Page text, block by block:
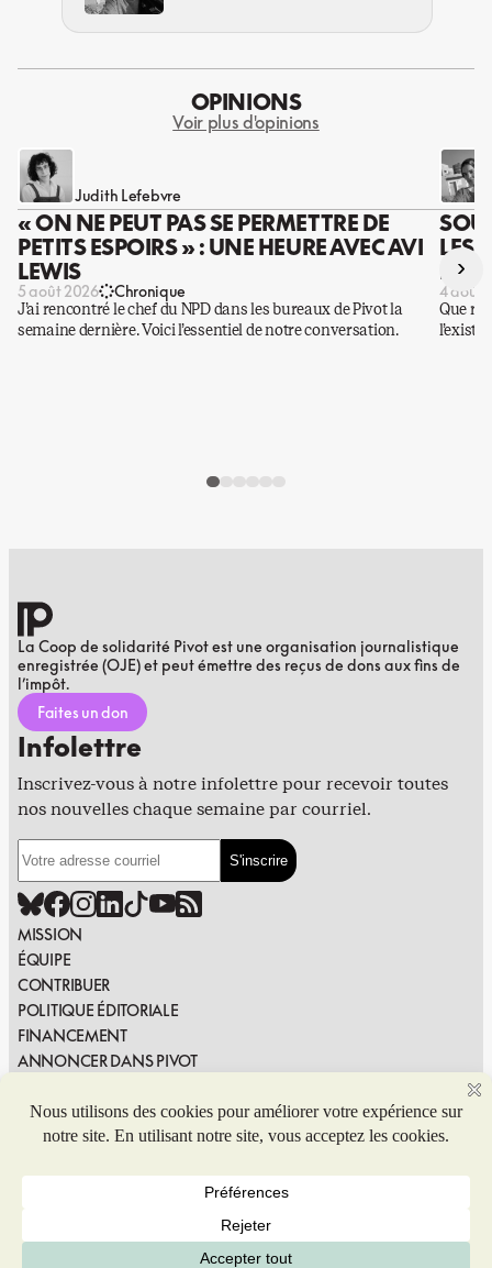
OPINIONS
Voir plus d'opinions
Judith Lefebvre
« ON NE PEUT PAS SE PERMETTRE DE
PETITS ESPOIRS » : UNE HEURE AVEC AVI
LEWIS
5 août 2026 Chronique
J’ai rencontré le chef du NPD dans les bureaux de Pivot la
semaine dernière. Voici l’essentiel de notre conversation.
LES
DES
4 août
Que
›
La Coop de solidarité Pivot est une organisation journalistique
enregistrée (OJE) et peut émettre des reçus de dons aux fins de
l’impôt.
Faites un don
Infolettre
Inscrivez-vous à notre infolettre pour recevoir toutes
nos nouvelles chaque semaine par courriel.
MISSION
ÉQUIPE
CONTRIBUER
POLITIQUE ÉDITORIALE
FINANCEMENT
ANNONCER DANS PIVOT
SIGNALER UNE ERREUR
NOUS JOINDRE
© 2026 Coop de solidarité Pivot. Tous droits réservés.